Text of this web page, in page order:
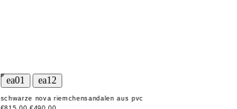
schwarze nova riemchensandalen aus pvc